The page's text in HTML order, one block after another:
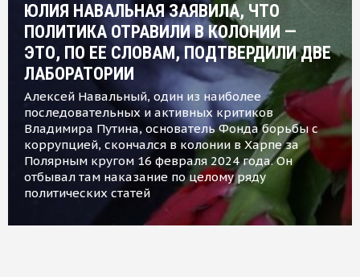
ЮЛИЯ НАВАЛЬНАЯ ЗАЯВИЛА, ЧТО
ПОЛИТИКА ОТРАВИЛИ В КОЛОНИИ —
ЭТО, ПО ЕЕ СЛОВАМ, ПОДТВЕРДИЛИ ДВЕ
ЛАБОРАТОРИИ
Алексей Навальный, один из наиболее
последовательных и активных критиков
Владимира Путина, основатель Фонда борьбы с
коррупцией, скончался в колонии в Харпе за
Полярным кругом 16 февраля 2024 года. Он
отбывал там наказание по целому ряду
политических статей